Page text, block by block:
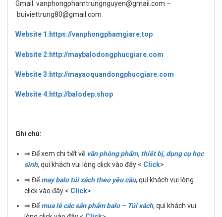
Gmail: vanphongphamtrungnguyen@gmail.com –
buiviettrung80@gmail.com
Website 1:https://vanphongphamgiare.top
Website 2:http://maybalodongphucgiare.com
Website 3:http://mayaoquandongphucgiare.com
Website 4:http://balodep.shop
Ghi chú:
⇒ Để xem chi tiết về văn phòng phẩm, thiết bị, dụng cụ học
sinh, quí khách vui lòng click vào đây < Click>
⇒ Đểmay balo túi xách theo yêu cầu, quí khách vui lòng
click vào đây < Click>
⇒ Đểmua lẻ các sản phẩm balo – Túi xách, quí khách vui